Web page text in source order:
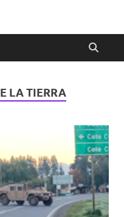
LA TIERRA